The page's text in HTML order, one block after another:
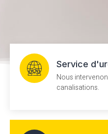
Service
Nous
canalisations.